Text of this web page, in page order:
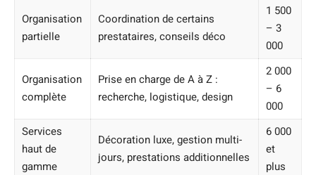
Organisation
partielle
Coordination de certains
prestataires, conseils déco
1 500
– 3
000
Organisation
complète
Prise en charge de A à Z :
recherche, logistique, design
2 000
– 6
000
Services
haut de
gamme
Décoration luxe, gestion multi-
jours, prestations additionnelles
6 000
et
plus